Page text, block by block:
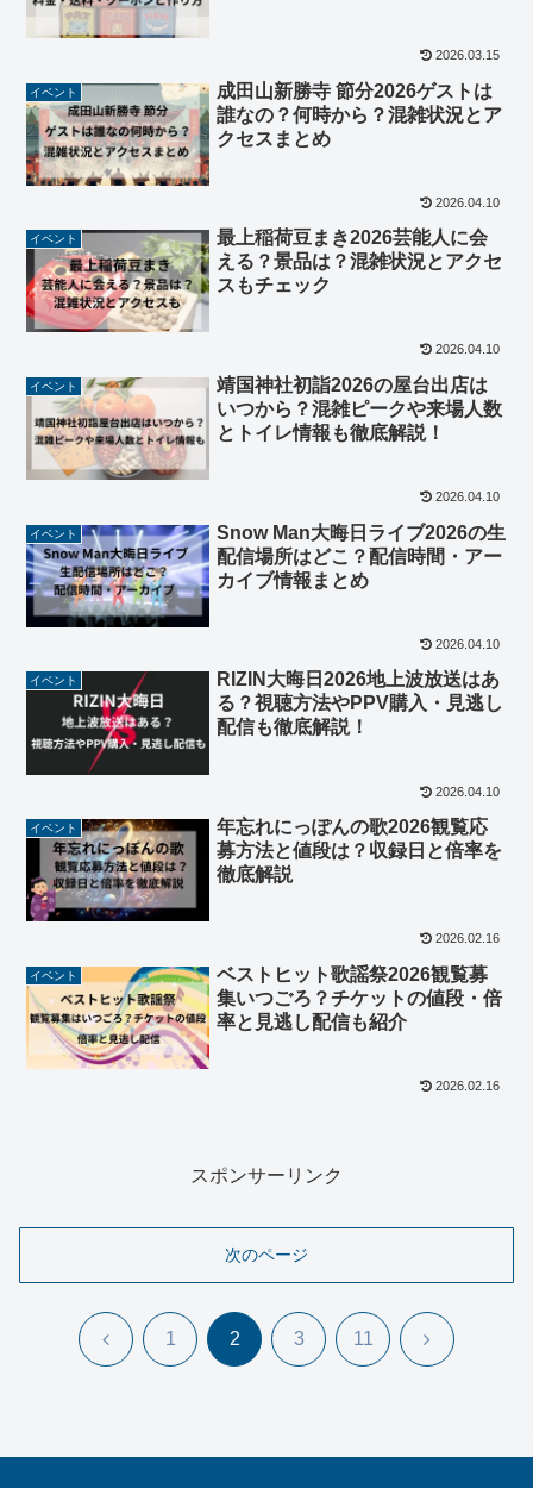
2026.03.15
イベント
成田山新勝寺 節分2026ゲストは
誰なの？何時から？混雑状況とア
クセスまとめ
2026.04.10
イベント
最上稲荷豆まき2026芸能人に会
える？景品は？混雑状況とアクセ
スもチェック
2026.04.10
イベント
靖国神社初詣2026の屋台出店は
いつから？混雑ピークや来場人数
とトイレ情報も徹底解説！
2026.04.10
イベント
Snow Man大晦日ライブ2026の生
配信場所はどこ？配信時間・アー
カイブ情報まとめ
2026.04.10
イベント
RIZIN大晦日2026地上波放送はあ
る？視聴方法やPPV購入・見逃し
配信も徹底解説！
2026.04.10
イベント
年忘れにっぽんの歌2026観覧応
募方法と値段は？収録日と倍率を
徹底解説
2026.02.16
イベント
ベストヒット歌謡祭2026観覧募
集いつごろ？チケットの値段・倍
率と見逃し配信も紹介
2026.02.16
スポンサーリンク
次のページ
前 1 2 3 11 次